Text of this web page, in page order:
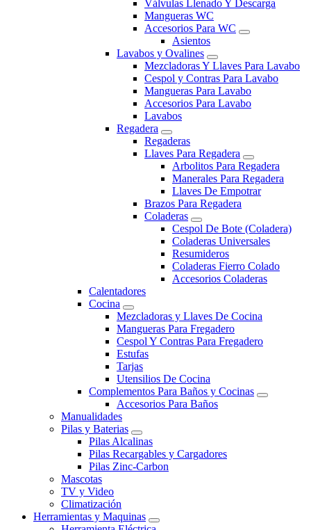
Válvulas Llenado Y Descarga
Mangueras WC
Accesorios Para WC
Asientos
Lavabos y Ovalines
Mezcladoras Y Llaves Para Lavabo
Cespol y Contras Para Lavabo
Mangueras Para Lavabo
Accesorios Para Lavabo
Lavabos
Regadera
Regaderas
Llaves Para Regadera
Arbolitos Para Regadera
Manerales Para Regadera
Llaves De Empotrar
Brazos Para Regadera
Coladeras
Cespol De Bote (Coladera)
Coladeras Universales
Resumideros
Coladeras Fierro Colado
Accesorios Coladeras
Calentadores
Cocina
Mezcladoras y Llaves De Cocina
Mangueras Para Fregadero
Cespol Y Contras Para Fregadero
Estufas
Tarjas
Utensilios De Cocina
Complementos Para Baños y Cocinas
Accesorios Para Baños
Manualidades
Pilas y Baterias
Pilas Alcalinas
Pilas Recargables y Cargadores
Pilas Zinc-Carbon
Mascotas
TV y Video
Climatización
Herramientas y Maquinas